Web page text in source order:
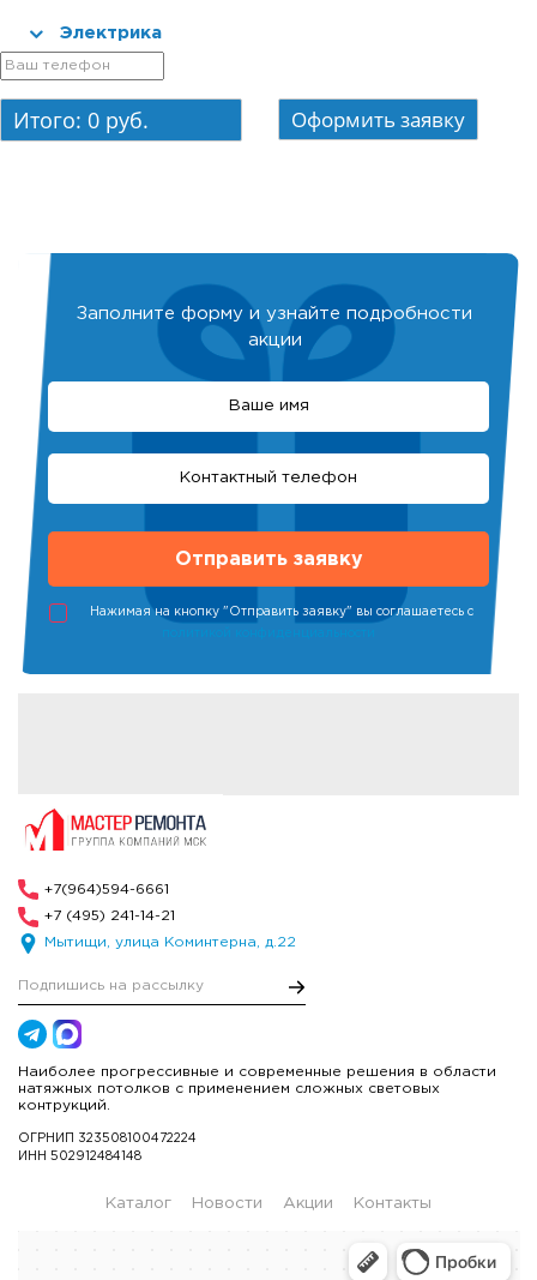
Электрика
Итого: 0руб.
Заполните форму и узнайте подробности
акции
Нажимая на кнопку "Отправить заявку" вы соглашаетесь с
политикой конфиденциальности
+7(964)594-6661
+7 (495) 241-14-21
Мытищи, улица Коминтерна, д.22
Наиболее прогрессивные и современные решения в области
натяжных потолков с применением сложных световых
контрукций.
ОГРНИП 323508100472224
ИНН 502912484148
Каталог Новости Акции Контакты